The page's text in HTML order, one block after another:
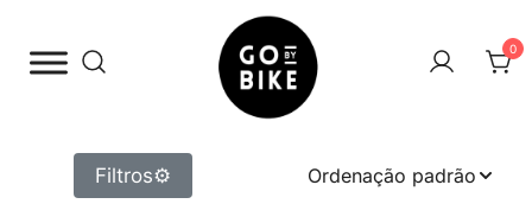
para
0
Filtros⚙